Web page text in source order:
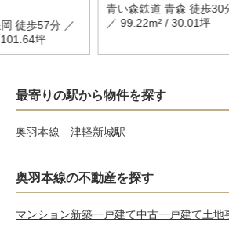
徒歩57分 ／
坪
青い森鉄道 青森 徒歩30
／ 99.22m² / 30.01坪
最寄りの駅から物件を探す
奥羽本線 津軽新城駅
奥羽本線の不動産を探す
マンション新築一戸建て中古一戸建て土地